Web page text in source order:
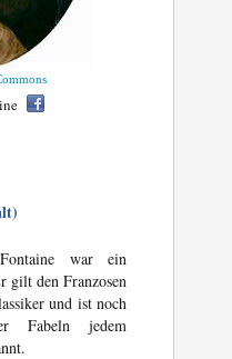
war ein
gilt den Franzosen
und ist noch
Fabeln jedem